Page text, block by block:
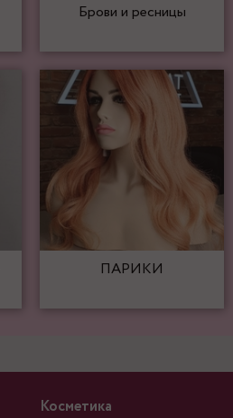
Брови и ресницы
ПАРИКИ
Косметика